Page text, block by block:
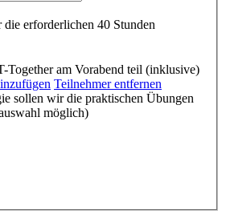
erforderlichen 40 Stunden
Together am Vorabend teil (inklusive)
Teilnehmer entfernen
sollen wir die praktischen Übungen
möglich)